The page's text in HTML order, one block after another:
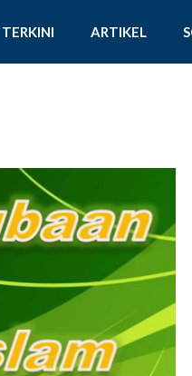
TERKINI ARTIKEL